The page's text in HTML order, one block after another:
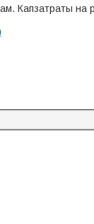
Капзатраты на